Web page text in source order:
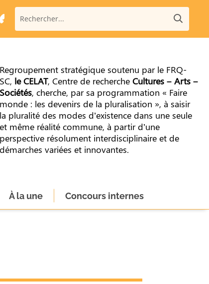
Regroupement stratégique soutenu par le FRQ-
SC, le CELAT, Centre de recherche Cultures – Arts –
Sociétés, cherche, par sa programmation « Faire
monde : les devenirs de la pluralisation », à saisir
la pluralité des modes d’existence dans une seule
et même réalité commune, à partir d’une
perspective résolument interdisciplinaire et de
démarches variées et innovantes.
À la une Concours internes